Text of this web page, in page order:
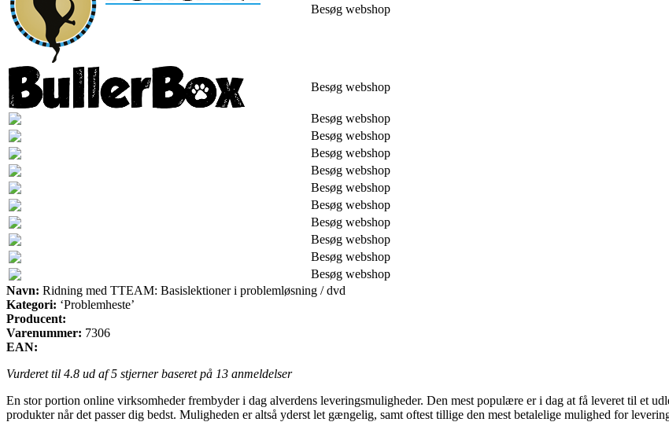
Besøg webshop
Besøg webshop
Besøg webshop
Besøg webshop
Besøg webshop
Besøg webshop
Besøg webshop
Besøg webshop
Besøg webshop
Besøg webshop
Besøg webshop
Besøg webshop
Navn: Ridning med TTEAM: Basislektioner i problemløsning / dvd
Kategori: ‘Problemheste’
Producent:
Varenummer: 7306
EAN:
Vurderet til 4.8 ud af 5 stjerner baseret på 13 anmeldelser
En stor portion online virksomheder frembyder i dag alverdens leveringsmuligheder. Den mest populære er i dag at få leveret til et
produkter når det passer dig bedst. Muligheden er altså yderst let gængelig, samt oftest tillige den mest betalelige mulighed for